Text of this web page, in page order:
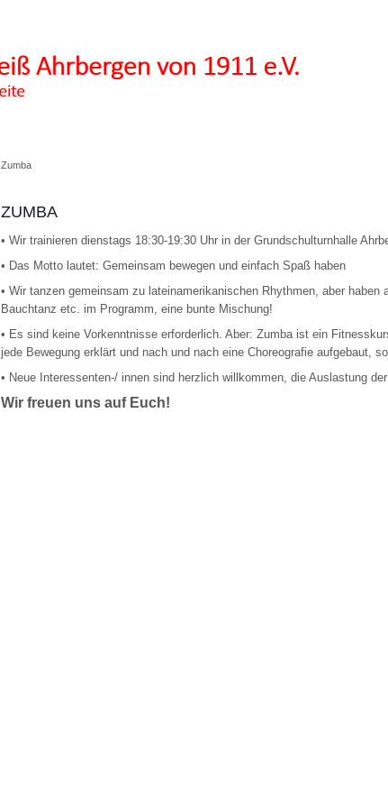
Zumba
ZUMBA
• Wir trainieren dienstags 18:30-19:30 Uhr in der Grundschulturnhalle
• Das Motto lautet: Gemeinsam bewegen und einfach Spaß haben
• Wir tanzen gemeinsam zu lateinamerikanischen Rhythmen, aber
Bauchtanz etc. im Programm, eine bunte Mischung!
• Es sind keine Vorkenntnisse erforderlich. Aber: Zumba ist ein
jede Bewegung erklärt und nach und nach eine Choreografie aufgebaut,
• Neue Interessenten-/ innen sind herzlich willkommen, die Auslastung
Wir freuen uns auf Euch!